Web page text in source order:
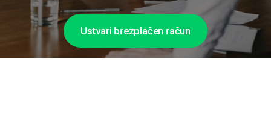
Ustvari brezplačen račun